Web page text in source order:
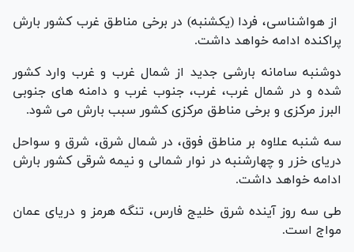
از هواشناسی، فردا (یکشنبه) در برخی مناطق غرب کشور بارش
پراکنده ادامه خواهد داشت.
دوشنبه سامانه بارشی جدید از شمال غرب و غرب وارد کشور
شده و در شمال غرب، غرب، جنوب غرب و دامنه های جنوبی
البرز مرکزی و برخی مناطق مرکزی کشور سبب بارش می شود.
سه شنبه علاوه بر مناطق فوق، در شمال شرق، شرق و سواحل
دریای خزر و چهارشنبه در نوار شمالی و نیمه شرقی کشور بارش
ادامه خواهد داشت.
طی سه روز آینده شرق خلیج فارس، تنگه هرمز و دریای عمان
مواج است.